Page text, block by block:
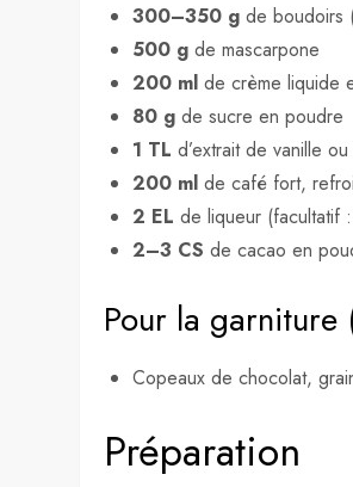
300–350 g de boudoirs
500 g de mascarpone
200 ml de crème liquide
80 g de sucre en poudre
1 TL d’extrait de vanille
200 ml de café fort,
2 EL de liqueur (facultatif
2–3 CS de cacao en
Pour la garniture
Copeaux de chocolat,
Préparation